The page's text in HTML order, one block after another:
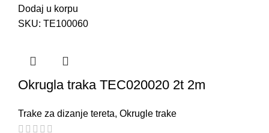
Dodaj u korpu
SKU: TE100060
Okrugla traka TEC020020 2t 2m
Trake za dizanje tereta, Okrugle trake